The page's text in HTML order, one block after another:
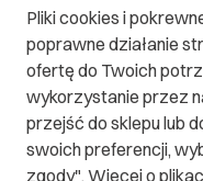
OBSERWUJ NAS
SPRAWDZENI KURIERZY
Pliki cookies i
poprawne działanie
ofertę do Twoich
wykorzystanie przez
przejść do sklepu lub
swoich preferencji,
zgody". Więcej o